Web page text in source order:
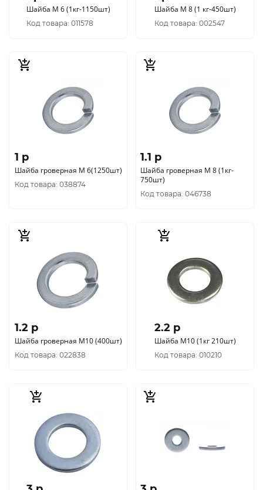
Шайба М 6 (1кг-1150шт)
Код товара: 011578
Шайба М 8 (1 кг-450шт)
Код товара: 002547
1 p
Шайба гроверная М 6(1250шт)
Код товара: 038874
1.1 p
Шайба гроверная М 8 (1кг-
750шт)
Код товара: 046738
1.2 p
Шайба гроверная М10 (400шт)
Код товара: 022838
2.2 p
Шайба М10 (1кг 210шт)
Код товара: 010210